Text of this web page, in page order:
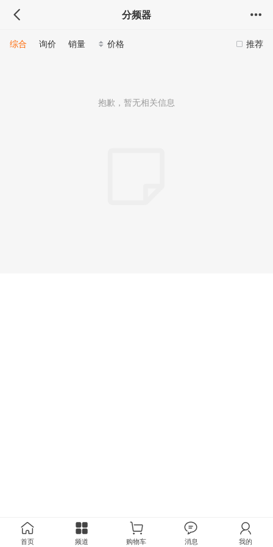
分频器
推荐
综合 询价 销量 价格
抱歉，暂无相关信息
首页 频道 购物车 消息 我的